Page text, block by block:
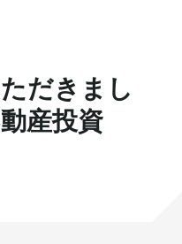
知らせ
情報
だきまし
産投資